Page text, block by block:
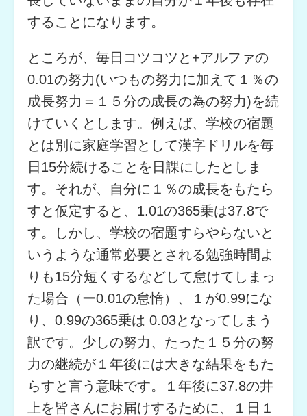
することになります。
ところが、毎日コツコツと+アルファの
0.01の努力(いつもの努力に加えて１％の
成長努力＝１５分の成長の為の努力)を続
けていくとします。例えば、学校の宿題
とは別に家庭学習として漢字ドリルを毎
日15分続けることを日課にしたとしま
す。それが、自分に１％の成長をもたら
すと仮定すると、1.01の365乗は37.8で
す。しかし、学校の宿題すらやらないと
いうような通常必要とされる勉強時間よ
りも15分短くするなどして怠けてしまっ
た場合（ー0.01の怠惰）、１が0.99にな
り、0.99の365乗は 0.03となってしまう
訳です。少しの努力、たった１５分の努
力の継続が１年後には大きな結果をもた
らすと言う意味です。１年後に37.8の井
上を皆さんにお届けするために、１日１